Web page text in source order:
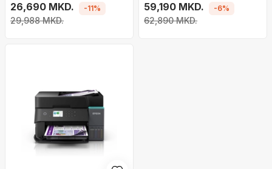
26,690 MKD.
29,988 MKD.
-11% 59,190 MKD.
62,890 MKD.
-6%